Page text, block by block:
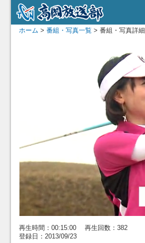
ホーム > 番組・写真一覧 > 番組・写真詳細
再生時間：00:15:00 再生回数：382
登録日：2013/09/23